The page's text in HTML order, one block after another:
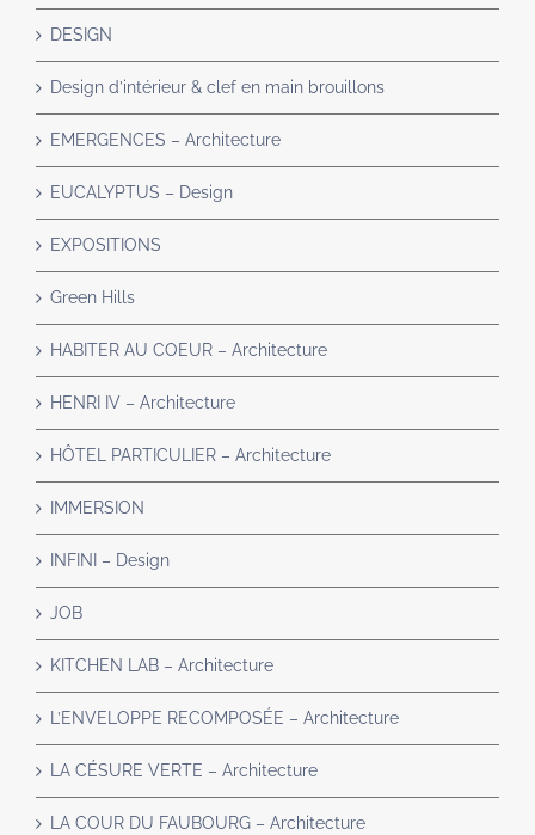
DESIGN
Design d’intérieur & clef en main brouillons
EMERGENCES – Architecture
EUCALYPTUS – Design
EXPOSITIONS
Green Hills
HABITER AU COEUR – Architecture
HENRI IV – Architecture
HÔTEL PARTICULIER – Architecture
IMMERSION
INFINI – Design
JOB
KITCHEN LAB – Architecture
L’ENVELOPPE RECOMPOSÉE – Architecture
LA CÉSURE VERTE – Architecture
LA COUR DU FAUBOURG – Architecture